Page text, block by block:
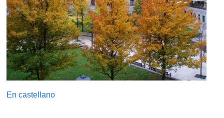
En castellano